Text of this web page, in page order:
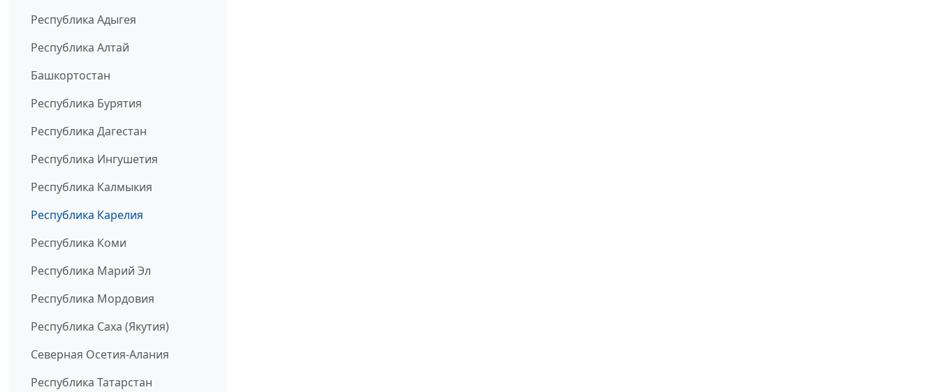
Республика Адыгея
Республика Алтай
Башкортостан
Республика Бурятия
Республика Дагестан
Республика Ингушетия
Республика Калмыкия
Республика Карелия
Республика Коми
Республика Марий Эл
Республика Мордовия
Республика Саха (Якутия)
Северная Осетия-Алания
Республика Татарстан